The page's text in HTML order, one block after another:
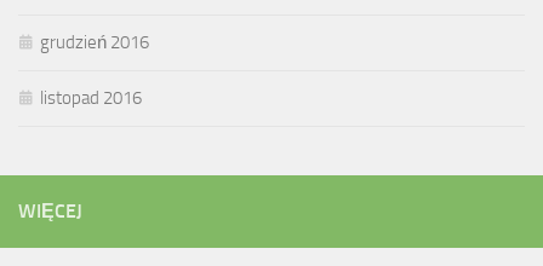
grudzień 2016
listopad 2016
WIĘCEJ